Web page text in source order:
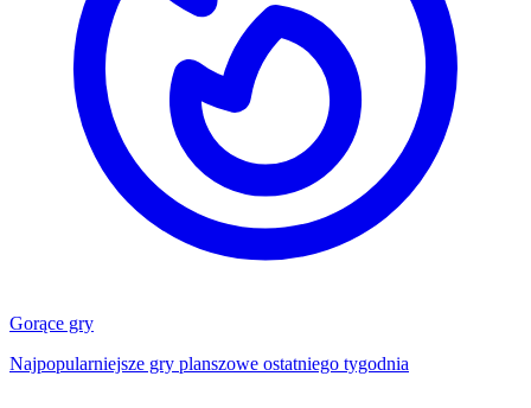
Gorące gry
Najpopularniejsze gry planszowe ostatniego tygodnia